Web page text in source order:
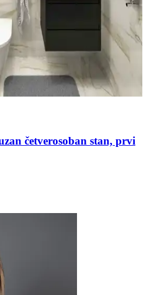
četverosoban stan, prvi